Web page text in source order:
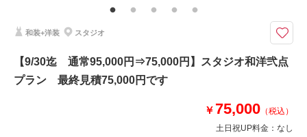
洋装は銀座店・阿佐ヶ谷店よりお選びいただいております。
【持ち物は、新郎様のくつ下＋新婦様ストッキングのみ！】
浅草橋店のさまざまなスタジオの背景で撮影をします♪
和装+洋装 スタジオ
【9/30迄 通常95,000円⇒75,000円】スタジオ和洋弐点
プラン 最終見積75,000円です
￥ 75,000 （税込）
土日祝UP料金： なし